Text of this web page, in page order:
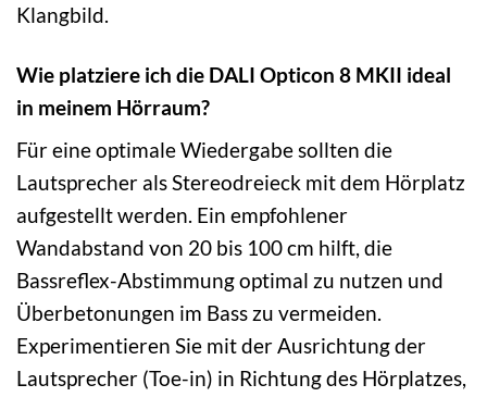
Klangbild.
Wie platziere ich die DALI Opticon 8 MKII ideal
in meinem Hörraum?
Für eine optimale Wiedergabe sollten die
Lautsprecher als Stereodreieck mit dem Hörplatz
aufgestellt werden. Ein empfohlener
Wandabstand von 20 bis 100 cm hilft, die
Bassreflex-Abstimmung optimal zu nutzen und
Überbetonungen im Bass zu vermeiden.
Experimentieren Sie mit der Ausrichtung der
Lautsprecher (Toe-in) in Richtung des Hörplatzes,